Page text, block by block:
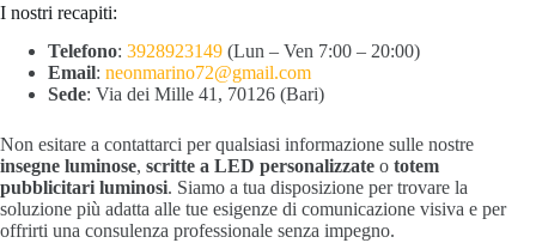
I nostri recapiti:
Telefono: 3928923149 (Lun – Ven 7:00 – 20:00)
Email: neonmarino72@gmail.com
Sede: Via dei Mille 41, 70126 (Bari)
Non esitare a contattarci per qualsiasi informazione sulle nostre
insegne luminose, scritte a LED personalizzate o totem
pubblicitari luminosi. Siamo a tua disposizione per trovare la
soluzione più adatta alle tue esigenze di comunicazione visiva e per
offrirti una consulenza professionale senza impegno.